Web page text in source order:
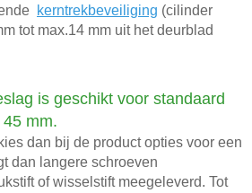
kerntrekbeveiliging (cilinder
tot max.14 mm uit het deurblad
is geschikt voor standaard
mm.
dan bij de product opties voor een
dan langere schroeven
of wisselstift meegeleverd. Tot